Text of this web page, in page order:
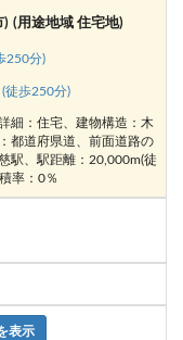
) (用途地域 住宅地)
250分)
徒歩250分)
細：住宅、建物構造：木
都道府県道、前面道路の
駅、駅距離：20,000m(徒
率：0％
表示